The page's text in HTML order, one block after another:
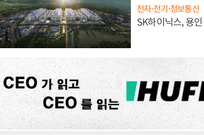
전자·전기·정보통신
SK하이닉스, 용